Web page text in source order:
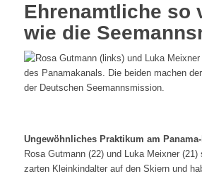
Ehrenamtliche so
wie die
Ungewöhnliches Praktikum am Panama-
Rosa Gutmann (22) und Luka Meixner
zarten Kleinkindalter auf den Skiern und